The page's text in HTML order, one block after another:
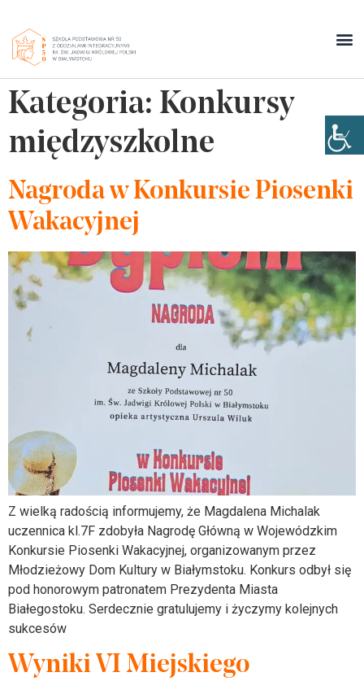
Kategoria: Konkursy
międzyszkolne
Nagroda w Konkursie Piosenki
Wakacyjnej
Z wielką radością informujemy, że Magdalena Michalak
uczennica kl.7F zdobyła Nagrodę Główną w Wojewódzkim
Konkursie Piosenki Wakacyjnej, organizowanym przez
Młodzieżowy Dom Kultury w Białymstoku. Konkurs odbył się
pod honorowym patronatem Prezydenta Miasta
Białegostoku. Serdecznie gratulujemy i życzymy kolejnych
sukcesów
Wyniki VI Miejskiego